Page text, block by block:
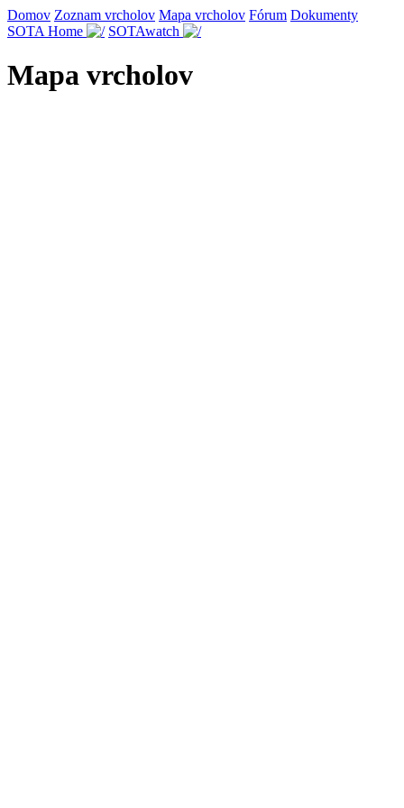
Domov Zoznam vrcholov Mapa vrcholov Fórum Dokumenty
SOTA Home
SOTAwatch
Mapa vrcholov